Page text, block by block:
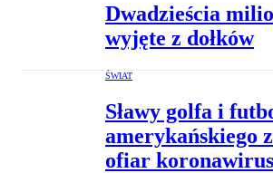
Dwadzieścia
wyjęte z dołków
ŚWIAT
Sławy golfa i
amerykańskiego
ofiar